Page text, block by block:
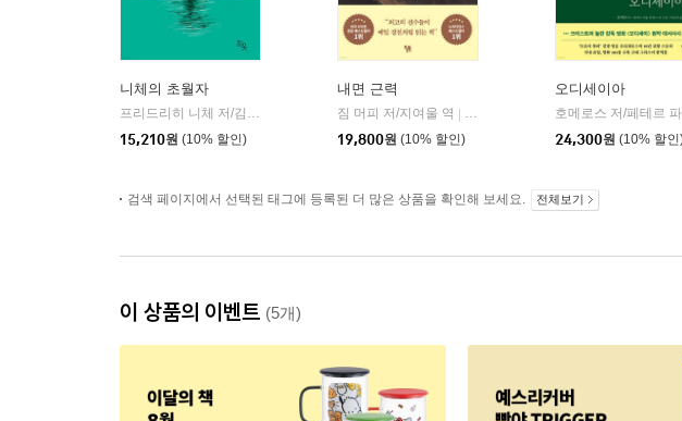
니체의 초월자
프리드리히 니체 저/김철 편역
15,210원 (10% 할인)
내면 근력
짐 머피 저/지여울 역
윌북(willbook)
19,800원 (10% 할인)
오디세이아
24,300원 (10% 할인
검색 페이지에서 선택된 태그에 등록된 더 많은 상품을 확인해 보세요. 전체보기
이 상품의 이벤트 (5개)